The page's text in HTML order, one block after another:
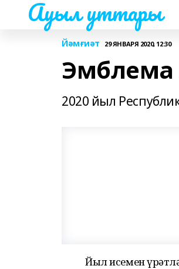
Ауыл уттары
Йәмғиәт 29 ЯНВАРЯ 2020, 12:30
Эмблема
2020 йыл
Йыл исемен